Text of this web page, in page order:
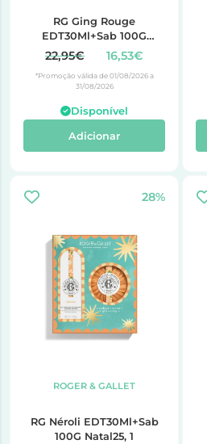
RG Ging Rouge
EDT30Ml+Sab 100G
Natal25
22,95€ 16,53€
*Promoção válida de 01/08/2026 a
31/08/2026
Disponível
Adicionar
28%
ROGER & GALLET
RG Néroli EDT30Ml+Sab
100G Natal25, 1